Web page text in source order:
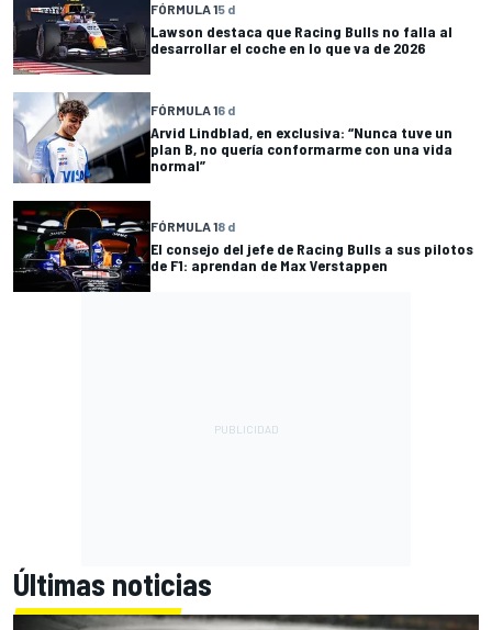
FÓRMULA 15 d
Lawson destaca que Racing Bulls no falla al
desarrollar el coche en lo que va de 2026
FÓRMULA 16 d
Arvid Lindblad, en exclusiva: “Nunca tuve un
plan B, no quería conformarme con una vida
normal”
FÓRMULA 18 d
El consejo del jefe de Racing Bulls a sus pilotos
de F1: aprendan de Max Verstappen
Últimas noticias